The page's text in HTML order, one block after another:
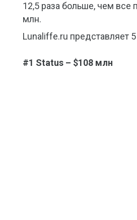
12,5 раза больше, чем
млн.
Lunaliffe.ru представляет
#1 Status – $108 млн